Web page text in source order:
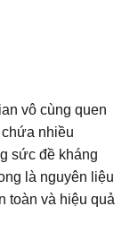
vô cùng quen
nhiều
sức đề kháng
là nguyên liệu
toàn và hiệu quả